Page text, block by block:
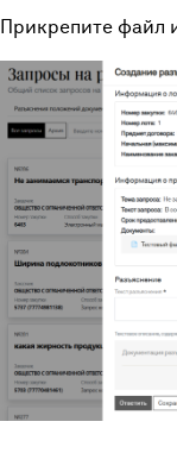
Прикрепите файл